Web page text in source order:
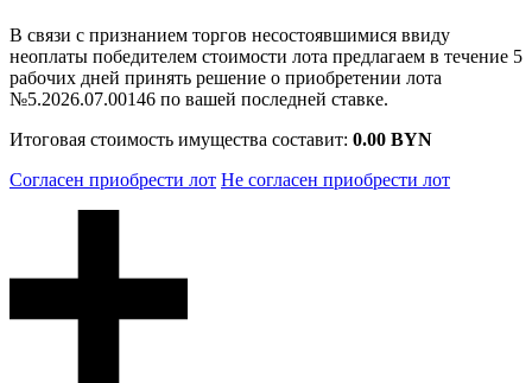
В связи с признанием торгов несостоявшимися ввиду
неоплаты победителем стоимости лота предлагаем в течение 5
рабочих дней принять решение о приобретении лота
№5.2026.07.00146 по вашей последней ставке.
Итоговая стоимость имущества составит: 0.00 BYN
Согласен приобрести лот Не согласен приобрести лот